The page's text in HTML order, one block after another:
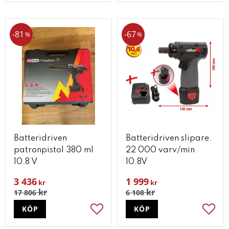
Batteridriven
patronpistol 380 ml
10.8 V
3 436 kr
17 806kr
81 %
Lägg till i favoriter
KÖP
Batteridriven slipare.
22 000 varv/min
10.8V
1 999 kr
6 108kr
67%
KÖP